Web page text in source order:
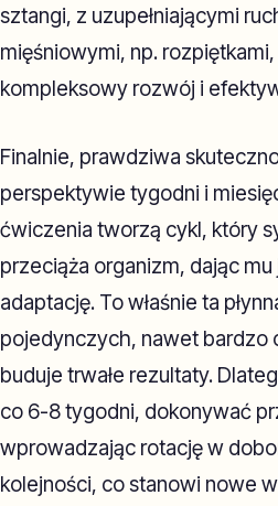
sztangi, z uzupełniającymi
mięśniowymi, np.
kompleksowy rozwój i
Finalnie, prawdziwa
perspektywie tygodni i
ćwiczenia tworzą cykl, który
przeciąża organizm, dając
adaptację. To właśnie ta
pojedynczych, nawet bardzo
buduje trwałe rezultaty.
co 6-8 tygodni, dokonywać
wprowadzając rotację w
kolejności, co stanowi nowe